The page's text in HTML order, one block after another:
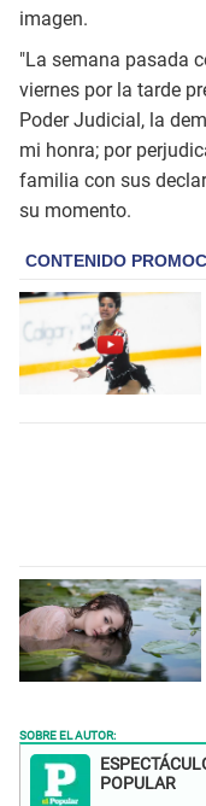
imagen.
"La semana pasada
viernes por la tarde
Poder Judicial, la
mi honra; por
familia con sus
su momento.
SOBRE EL AUTOR:
POPULAR